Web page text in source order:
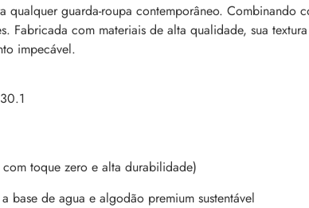
qualquer guarda-roupa contemporâneo. Combinando
Fabricada com materiais de alta qualidade, sua
impecável.
toque zero e alta durabilidade)
base de agua e algodão premium sustentável